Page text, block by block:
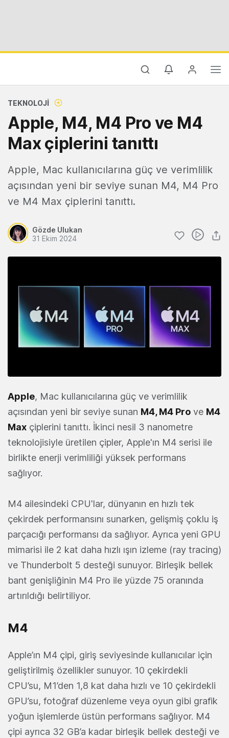
TEKNOLOJI
Apple, M4, M4 Pro ve M4
Max çiplerini tanıttı
Apple, Mac kullanıcılarına güç ve verimlilik
açısından yeni bir seviye sunan M4, M4 Pro
ve M4 Max çiplerini tanıttı.
Gözde Ulukan
31 Ekim 2024
Apple, Mac kullanıcılarına güç ve verimlilik
açısından yeni bir seviye sunan M4, M4 Pro ve M4
Max çiplerini tanıttı. İkinci nesil 3 nanometre
teknolojisiyle üretilen çipler, Apple'ın M4 serisi ile
birlikte enerji verimliliği yüksek performans
sağlıyor.
M4 ailesindeki CPU'lar, dünyanın en hızlı tek
çekirdek performansını sunarken, gelişmiş çoklu iş
parçacığı performansı da sağlıyor. Ayrıca yeni GPU
mimarisi ile 2 kat daha hızlı ışın izleme (ray tracing)
ve Thunderbolt 5 desteği sunuyor. Birleşik bellek
bant genişliğinin M4 Pro ile yüzde 75 oranında
artırıldığı belirtiliyor.
M4
Apple’ın M4 çipi, giriş seviyesinde kullanıcılar için
geliştirilmiş özellikler sunuyor. 10 çekirdekli
CPU’su, M1’den 1,8 kat daha hızlı ve 10 çekirdekli
GPU’su, fotoğraf düzenleme veya oyun gibi grafik
yoğun işlemlerde üstün performans sağlıyor. M4
çipi ayrıca 32 GB’a kadar birleşik bellek desteği ve